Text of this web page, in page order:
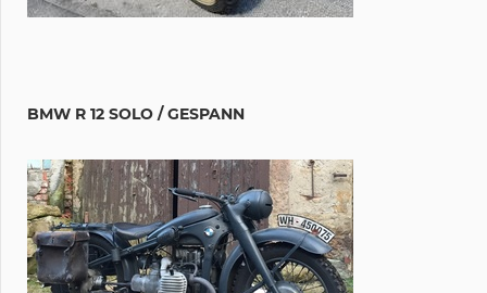
BMW R 12 SOLO / GESPANN